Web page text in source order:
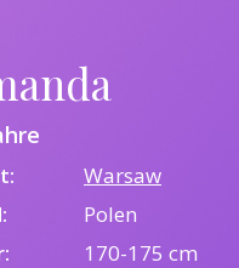
Warsaw
Polen
170-175 cm